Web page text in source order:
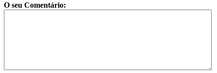
O seu Comentário: